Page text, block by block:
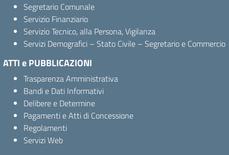
Segretario Comunale
Servizio Finanziario
Servizio Tecnico, alla Persona, Vigilanza
Servizi Demografici – Stato Civile – Segretario e Commercio
ATTI e PUBBLICAZIONI
Trasparenza Amministrativa
Bandi e Dati Informativi
Delibere e Determine
Pagamenti e Atti di Concessione
Regolamenti
Servizi Web